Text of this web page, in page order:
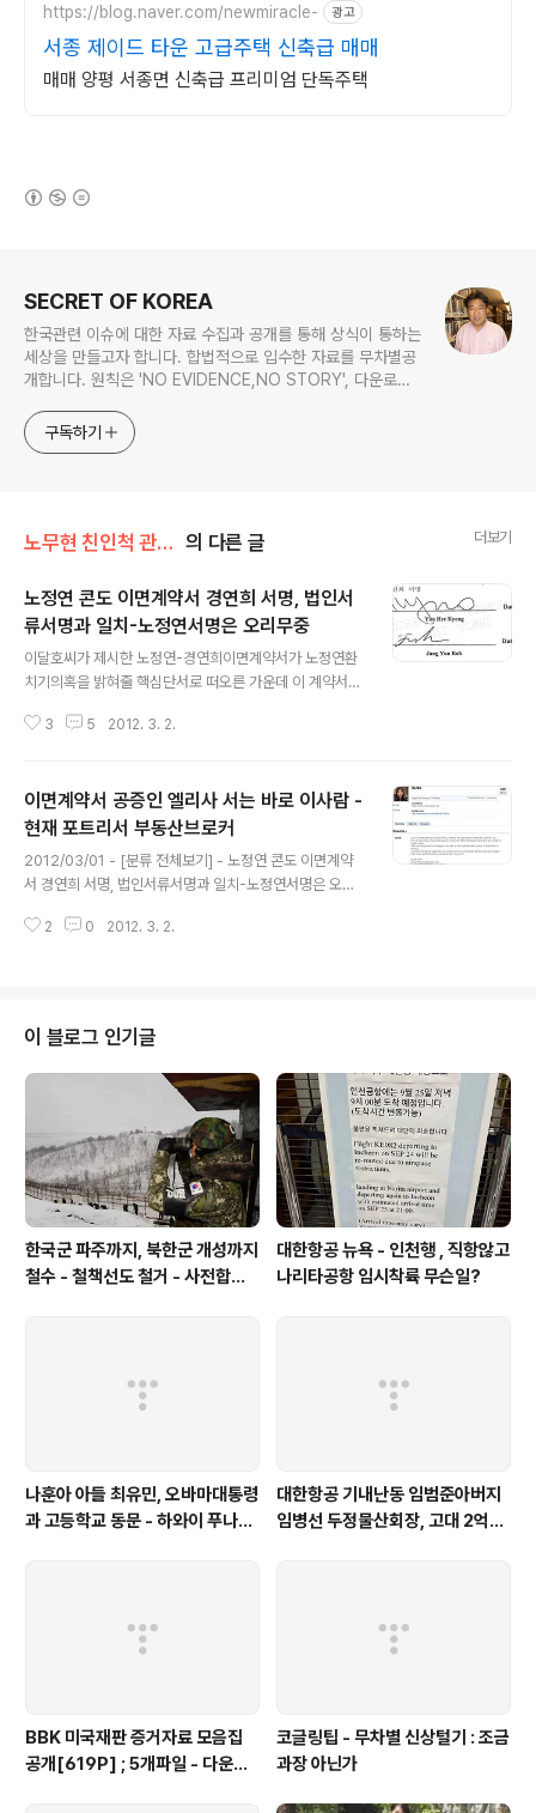
https://blog.naver.com/newmiracle- 광고
서종 제이드 타운 고급주택 신축급 매매
매매 양평 서종면 신축급 프리미엄 단독주택
SECRET OF KOREA
한국관련 이슈에 대한 자료 수집과 공개를 통해 상식이 통하는
세상을 만들고자 합니다. 합법적으로 입수한 자료를 무차별공
개합니다. 원칙은 'NO EVIDENCE,NO STORY', 다운로드
jesim56@gmail.com, 안보일때는 구글리더나 RSS로!!
구독하기
노무현 친인척 관련서류 의 다른 글 더보기
노정연 콘도 이면계약서 경연희 서명, 법인서
류서명과 일치-노정연서명은 오리무중
이달호씨가 제시한 노정연-경연희이면계약서가 노정연환
치기의혹을 밝혀줄 핵심단서로 떠오른 가운데 이 계약서
에 제출한 서류의 서명과 거의 일치하는 것으로 드러났습
전체보기] - 곽상언, 사실이라한들, 제 아내는 아비를 잃은
불쌍한 여인입니다 - 페이스북 전문 2012/03/01 - [분류
전체보기] - 이면계약서 공증인 엘리사 서는 바로 이사람 -
현재 포트리서 부동산브로커 2010/10/12 - [노무현 친인
척 관련서류] - '노무현비자금 백만달러 환치기 직접 개
입'폭로 : 삼성 전 임원 딸 관여-검찰수사와 일부 일치 뉴저
3 5 2012. 3. 2.
이면계약서 공증인 엘리사 서는 바로 이사람 -
현재 포트리서 부동산브로커
2012/03/01 - [분류 전체보기] - 노정연 콘도 이면계약
서 경연희 서명, 법인서류서명과 일치-노정연서명은 오리
한들, 제 아내는 아비를 잃은 불쌍한 여인입니다 - 페이스
원으로 일했던 사람입니다 엘리사 서는 경연희가 2008년
사실상 이벤처투자사를 접게 되자 그녀와 갈라서서 부동산
브로커로서 활동하고 있습니다 그녀는 뉴저지주 팰리세이
즈 파크의 센** 21 **** 부동산회사에서 브로커로 일하
다 지난해 7월 23일부터는 뉴저지 포트리 메인스트릿의
W부동산에서 일하고 있습니다...
2 0 2012. 3. 2.
이 블로그 인기글
한국군 파주까지, 북한군 개성까지
철수 - 철책선도 철거 - 사전합의
대한항공 뉴욕 - 인천행 , 직항않고
나리타공항 임시착륙 무슨일?
나훈아 아들 최유민, 오바마대통령
과 고등학교 동문 - 하와이 푸나호
대한항공 기내난동 임범준아버지
임병선 두정물산회장, 고대 2억기
BBK 미국재판 증거자료 모음집
공개[619P] ; 5개파일 - 다운로
코글링팁 - 무차별 신상털기 : 조금
과장 아닌가